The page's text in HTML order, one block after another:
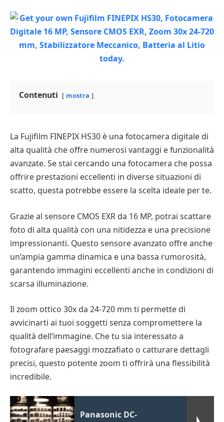
Contenuti mostra
La Fujifilm FINEPIX HS30 è una fotocamera digitale di
alta qualità che offre numerosi vantaggi e funzionalità
avanzate. Se stai cercando una fotocamera che possa
offrire prestazioni eccellenti in diverse situazioni di
scatto, questa potrebbe essere la scelta ideale per te.
Grazie al sensore CMOS EXR da 16 MP, potrai scattare
foto di alta qualità con una nitidezza e una precisione
impressionanti. Questo sensore avanzato offre anche
un’ampia gamma dinamica e una bassa rumorosità,
garantendo immagini eccellenti anche in condizioni di
scarsa illuminazione.
Il zoom ottico 30x da 24-720 mm ti permette di
avvicinarti ai tuoi soggetti senza compromettere la
qualità dell’immagine. Che tu sia interessato a
fotografare paesaggi mozzafiato o catturare dettagli
precisi, questo potente zoom ti offrirà una flessibilità
incredibile.
Panasonic DC-